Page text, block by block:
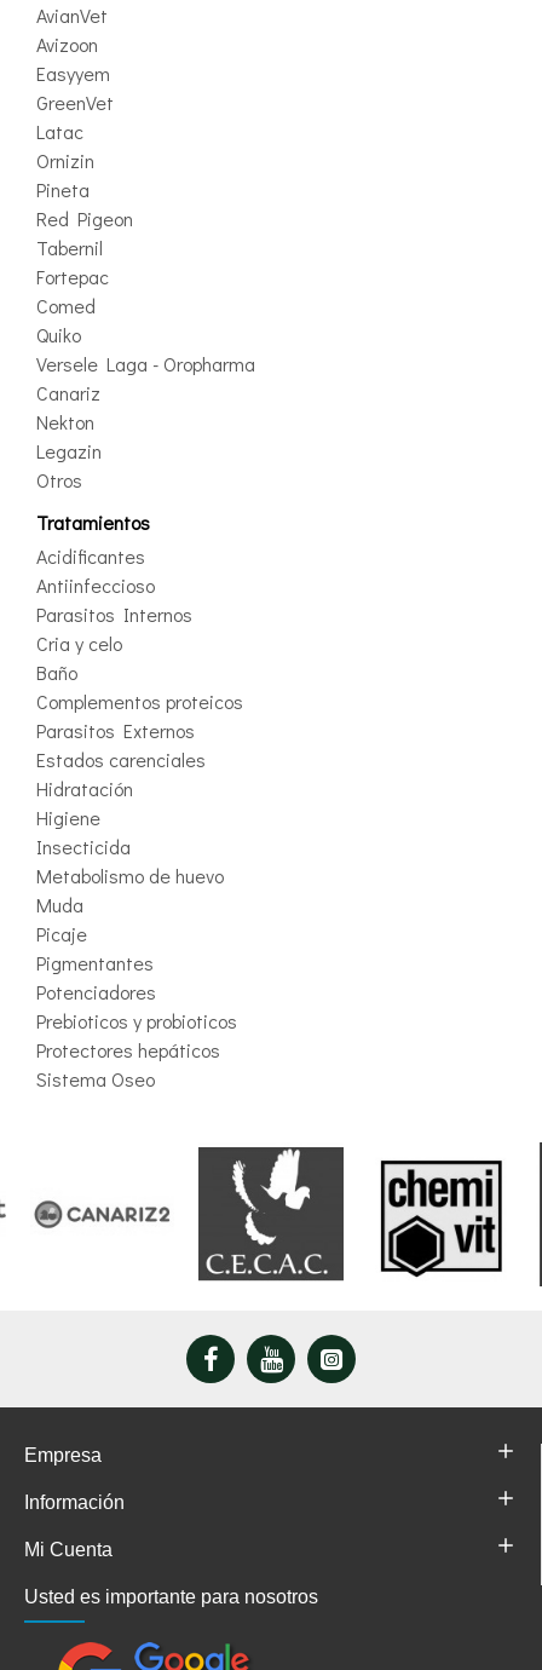
AvianVet
Avizoon
Easyyem
GreenVet
Latac
Ornizin
Pineta
Red Pigeon
Tabernil
Fortepac
Comed
Quiko
Versele Laga - Oropharma
Canariz
Nekton
Legazin
Otros
Tratamientos
Acidificantes
Antiinfeccioso
Parasitos Internos
Cria y celo
Baño
Complementos proteicos
Parasitos Externos
Estados carenciales
Hidratación
Higiene
Insecticida
Metabolismo de huevo
Muda
Picaje
Pigmentantes
Potenciadores
Prebioticos y probioticos
Protectores hepáticos
Sistema Oseo
Empresa
Información
Mi Cuenta
Usted es importante para nosotros